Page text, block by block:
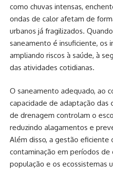
como chuvas intensas,
ondas de calor afetam de
urbanos já fragilizados.
saneamento é insuficiente, os
ampliando riscos à saúde, à
das atividades cotidianas.
O saneamento adequado, ao
capacidade de adaptação das
de drenagem controlam o
reduzindo alagamentos e
Além disso, a gestão eficiente
contaminação em períodos
população e os ecossistemas